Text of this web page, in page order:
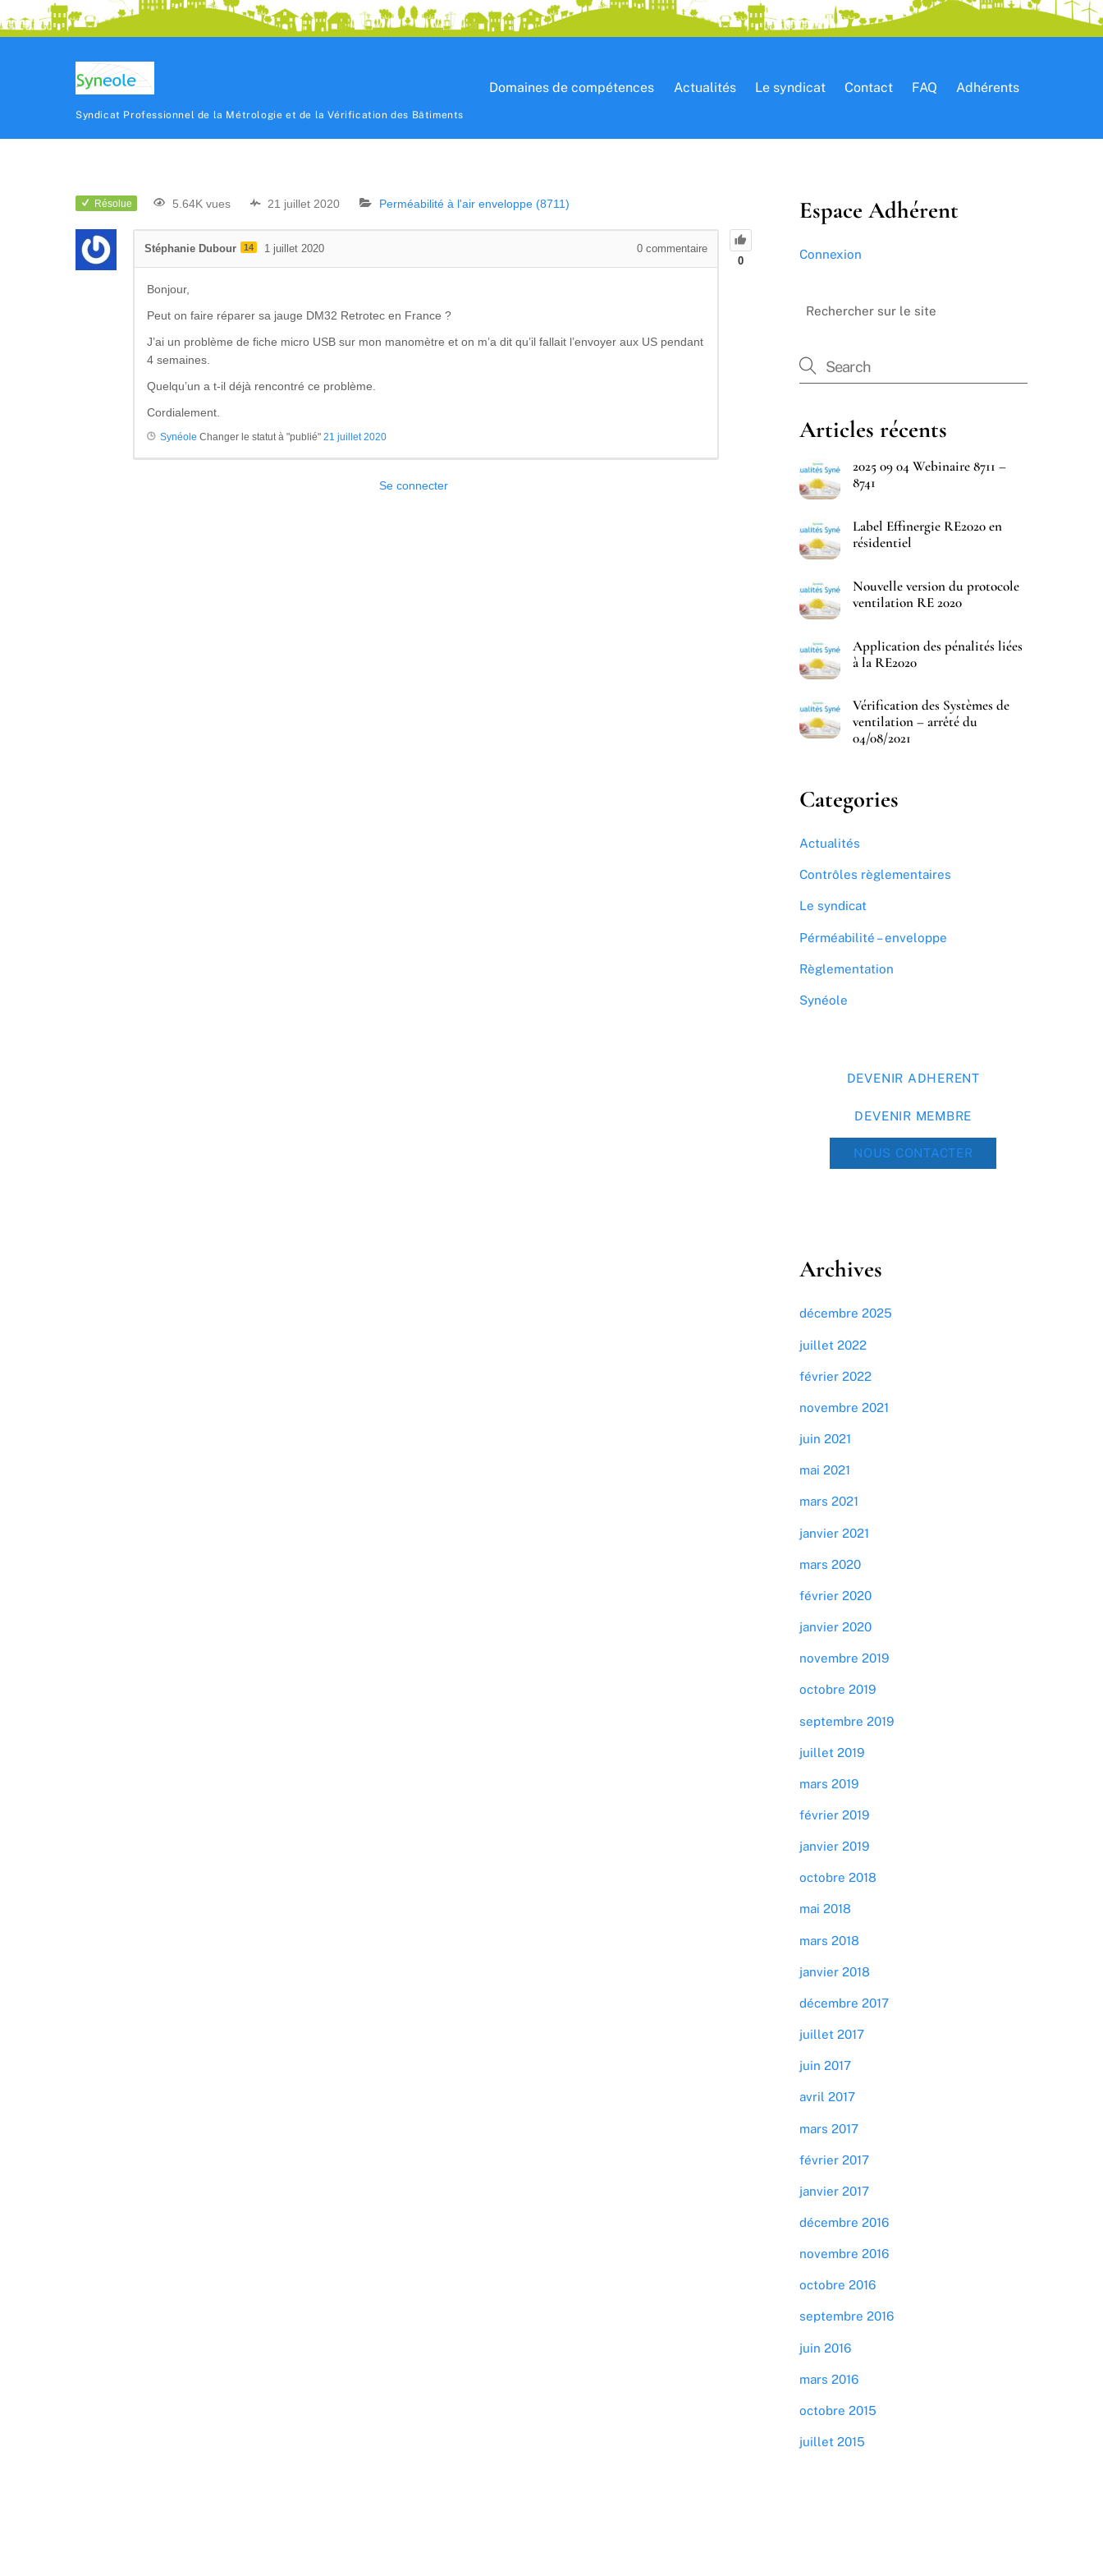
Syndicat Professionnel de la Métrologie et de la Vérification des Bâtiments
Domaines de compétences Actualités Le syndicat Contact FAQ Adhérents
Résolue 5.64K vues 21 juillet 2020 Perméabilité à l'air enveloppe (8711)
0
Stéphanie Dubour 14 1 juillet 2020 0commentaire
Bonjour,
Peut on faire réparer sa jauge DM32 Retrotec en France ?
J’ai un problème de fiche micro USB sur mon manomètre et on m’a dit qu’il fallait l’envoyer aux US pendant
4 semaines.
Quelqu’un a t-il déjà rencontré ce problème.
Cordialement.
Synéole Changer le statut à "publié" 21 juillet 2020
Se connecter
Espace Adhérent
Connexion
Rechercher sur le site
Articles récents
2025 09 04 Webinaire 8711 –
8741
Label Effinergie RE2020 en
résidentiel
Nouvelle version du protocole
ventilation RE 2020
Application des pénalités liées
à la RE2020
Vérification des Systèmes de
ventilation – arrêté du
04/08/2021
Categories
Actualités
Contrôles règlementaires
Le syndicat
Pérméabilité – enveloppe
Règlementation
Synéole
DEVENIR ADHERENT
DEVENIR MEMBRE
NOUS CONTACTER
Archives
décembre 2025
juillet 2022
février 2022
novembre 2021
juin 2021
mai 2021
mars 2021
janvier 2021
mars 2020
février 2020
janvier 2020
novembre 2019
octobre 2019
septembre 2019
juillet 2019
mars 2019
février 2019
janvier 2019
octobre 2018
mai 2018
mars 2018
janvier 2018
décembre 2017
juillet 2017
juin 2017
avril 2017
mars 2017
février 2017
janvier 2017
décembre 2016
novembre 2016
octobre 2016
septembre 2016
juin 2016
mars 2016
octobre 2015
juillet 2015